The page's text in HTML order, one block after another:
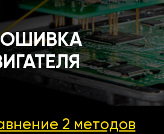
2 методов